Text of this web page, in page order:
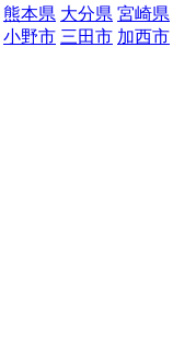
熊本県 大分県 宮崎県
小野市 三田市 加西市